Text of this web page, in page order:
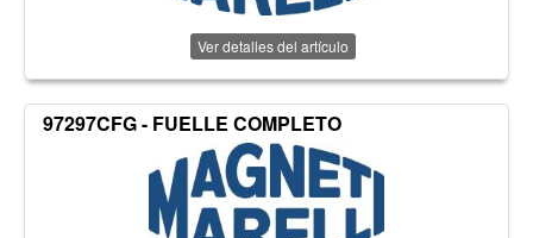
Ver detalles del artículo
97297CFG - FUELLE COMPLETO